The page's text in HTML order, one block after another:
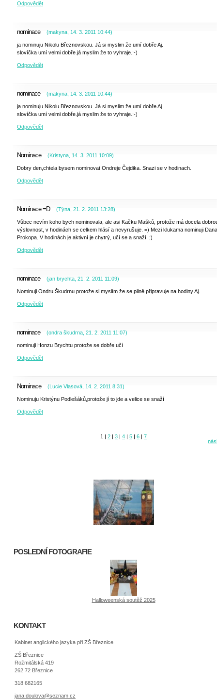
Odpovědět
nominace (makyna 14. 3. 2011 10:44)
ja nominuju Nikolu Březnovskou. Já si myslim že umí dobře Aj.
slovíčka umí velmi dobře.já myslim že to vyhraje.:-)
Odpovědět
nominace (makyna 14. 3. 2011 10:44)
ja nominuju Nikolu Březnovskou. Já si myslim že umí dobře Aj.
slovíčka umí velmi dobře.já myslim že to vyhraje.:-)
Odpovědět
Nominace (Kristyna 14. 3. 2011 10:09)
Dobry den,chtela bysem nominovat Ondreje Čejdika. Snazi se v hodinach.
Odpovědět
Nominace =D (Týna 21. 2. 2011 13:28)
Vůbec nevím koho bych nominovala, ale asi Kačku Mašků, protože má docela
výslovnost, v hodinách se celkem hlásí a nevyrušuje. =) Mezi klukama nominuji Dana
Prokopa. V hodinách je aktivní je chytrý, učí se a snaží. ;)
Odpovědět
nominace (jan brychta 21. 2. 2011 11:09)
Nominuji Ondru Škudrnu protože si myslím že se pilně připravuje na hodiny Aj.
Odpovědět
nominace (ondra škudrna 21. 2. 2011 11:07)
nominuji Honzu Brychtu protože se dobře učí
Odpovědět
Nominace (Lucie Vlasová 14. 2. 2011 8:31)
Nominuju Kristýnu Podlešáků,protože jí to jde a velice se snaží
Odpovědět
1 | 2 | 3 | 4 | 5 | 6 | 7
POSLEDNÍ FOTOGRAFIE
Halloweenská soutěž 2025
KONTAKT
Kabinet anglického jazyka při ZŠ Březnice
ZŠ Březnice
Rožmitálská 419
262 72 Březnice
318 682165
jana.doulova@seznam.cz